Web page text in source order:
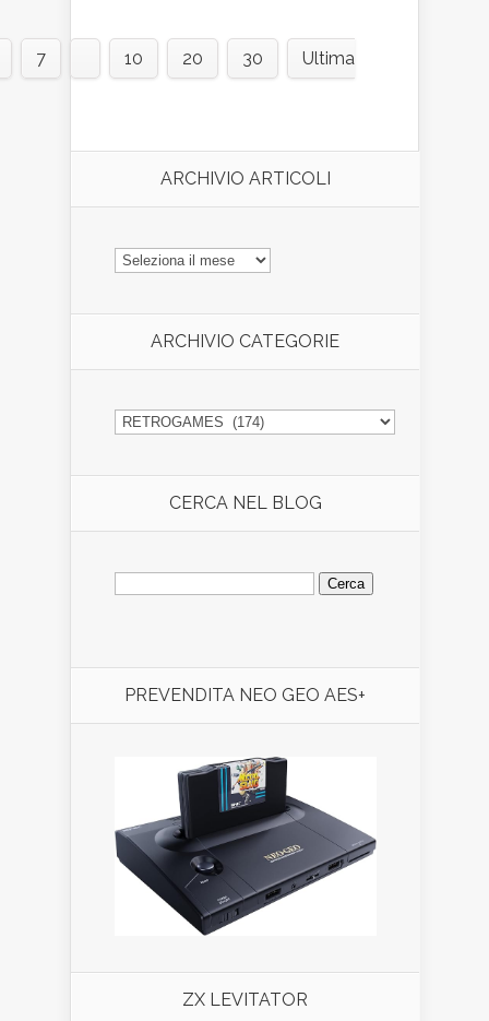
7 10 20 30 Ultima
ARCHIVIO ARTICOLI
ARCHIVIO
ARTICOLI
ARCHIVIO CATEGORIE
ARCHIVIO
CATEGORIE
CERCA NEL BLOG
Ricerca
per:
PREVENDITA NEO GEO AES+
ZX LEVITATOR